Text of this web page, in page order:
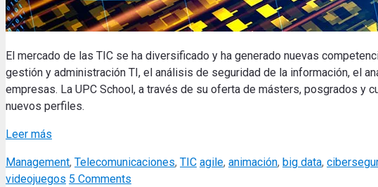
El mercado de las TIC se ha diversificado y ha generado nuevas
gestión y administración TI, el análisis de seguridad de la información, el
empresas. La UPC School, a través de su oferta de másters, posgrados
nuevos perfiles.
Leer más
Categories
Management, Telecomunicaciones, TIC Tags
agile, animación, big data,
videojuegos 5 Comments